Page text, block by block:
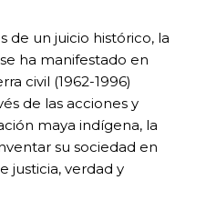
de un juicio histórico, la
ha manifestado en
civil (1962-1996)
de las acciones y
maya indígena, la
su sociedad en
justicia, verdad y